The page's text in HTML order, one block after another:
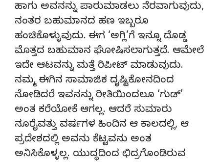
ಹಾಗು ಅವನನ್ನು ಪಾರುಮಾಡಲು ನೆರವಾಗುವುದು,
ನಂತರ ಬಹುಮಾನದ ಹಣ ಇಬ್ಬರೂ
ಹಂಚಿಕೊಳ್ಳುವುದು. ಈಗ ‘ಅಗ್ಲಿ’ಗೆ ಇನ್ನೂ ದೊಡ್ಡ
ಮೊತ್ತದ ಬಹುಮಾನ ಘೋಷಿಸಲಾಗುತ್ತದೆ. ಆಮೇಲೆ
ಇದೇ ಆಟವನ್ನು ಮತ್ತೆ ರಿಪೀಟ್ ಮಾಡುವುದು.
ನಮ್ಮ ಈಗಿನ ಸಾಮಾಜಿಕ ದೃಷ್ಟಿಕೋನದಿಂದ
ನೋಡಿದರೆ ಇವನನ್ನು ರೀತಿಯಿಂದಲೂ ‘ಗುಡ್’
ಅಂತ ಕರೆಯೋಕೆ ಆಗಲ್ಲ. ಆದರೆ ಸುಮಾರು
ನೂರೈವತ್ತು ವರ್ಷಗಳ ಹಿಂದಿನ ಆ ಕಾಲದಲ್ಲಿ, ಆ
ಪ್ರದೇಶದಲ್ಲಿ ಅವನು ಕೆಟ್ಟವನು ಅಂತ
ಅನಿಸಿಕೊಳ್ಳಲ್ಲ. ಯುದ್ಧದಿಂದ ಛಿದ್ರಗೊಂಡಿರುವ